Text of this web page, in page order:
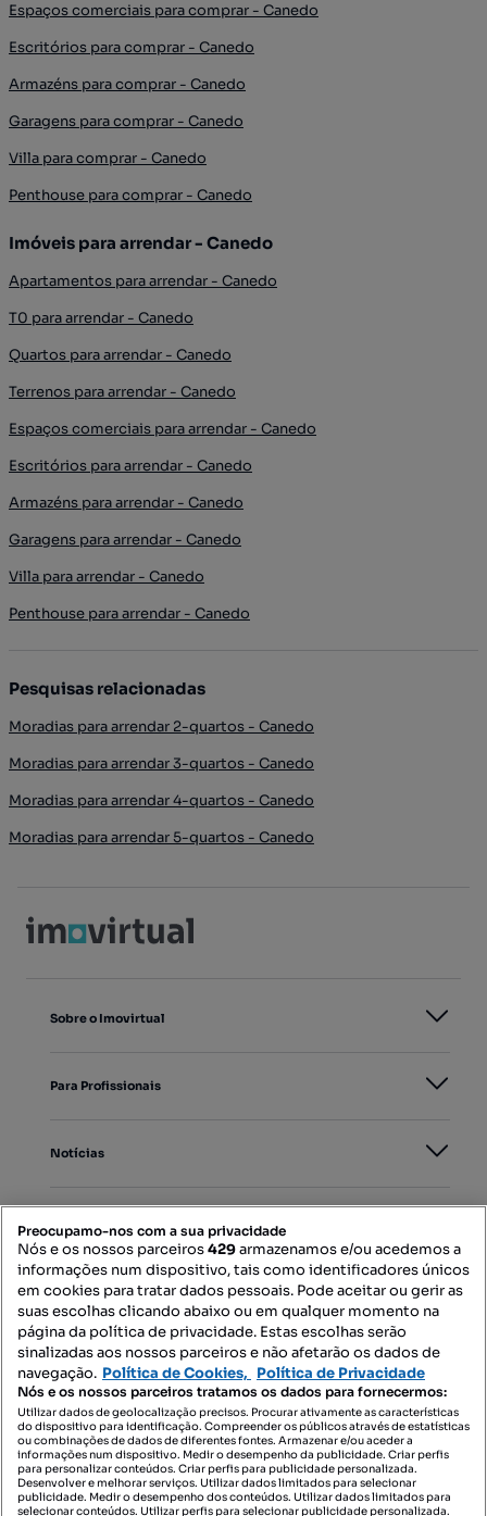
Espaços comerciais para comprar - Canedo
Escritórios para comprar - Canedo
Armazéns para comprar - Canedo
Garagens para comprar - Canedo
Villa para comprar - Canedo
Penthouse para comprar - Canedo
Imóveis para arrendar - Canedo
Apartamentos para arrendar - Canedo
T0 para arrendar - Canedo
Quartos para arrendar - Canedo
Terrenos para arrendar - Canedo
Espaços comerciais para arrendar - Canedo
Escritórios para arrendar - Canedo
Armazéns para arrendar - Canedo
Garagens para arrendar - Canedo
Villa para arrendar - Canedo
Penthouse para arrendar - Canedo
Pesquisas relacionadas
Moradias para arrendar 2-quartos - Canedo
Moradias para arrendar 3-quartos - Canedo
Moradias para arrendar 4-quartos - Canedo
Moradias para arrendar 5-quartos - Canedo
Sobre o Imovirtual
Para Profissionais
Notícias
Mapa do Site
Contacte-nos
SIGA-NOS:
Preocupamo-nos com a sua privacidade
Nós e os nossos parceiros429armazenamos e/ou acedemos a
informações num dispositivo, tais como identificadores únicos
em cookies para tratar dados pessoais. Pode aceitar ou gerir as
suas escolhas clicando abaixo ou em qualquer momento na
página da política de privacidade. Estas escolhas serão
sinalizadas aos nossos parceiros e não afetarão os dados de
navegação. Política de Cookies, Política de Privacidade
Nós e os nossos parceiros tratamos os dados para fornecermos:
Utilizar dados de geolocalização precisos. Procurar ativamente as características
do dispositivo para identificação. Compreender os públicos através de estatísticas
ou combinações de dados de diferentes fontes. Armazenar e/ou aceder a
informações num dispositivo. Medir o desempenho da publicidade. Criar perfis
para personalizar conteúdos. Criar perfis para publicidade personalizada.
Desenvolver e melhorar serviços. Utilizar dados limitados para selecionar
publicidade. Medir o desempenho dos conteúdos. Utilizar dados limitados para
selecionar conteúdos. Utilizar perfis para selecionar publicidade personalizada.